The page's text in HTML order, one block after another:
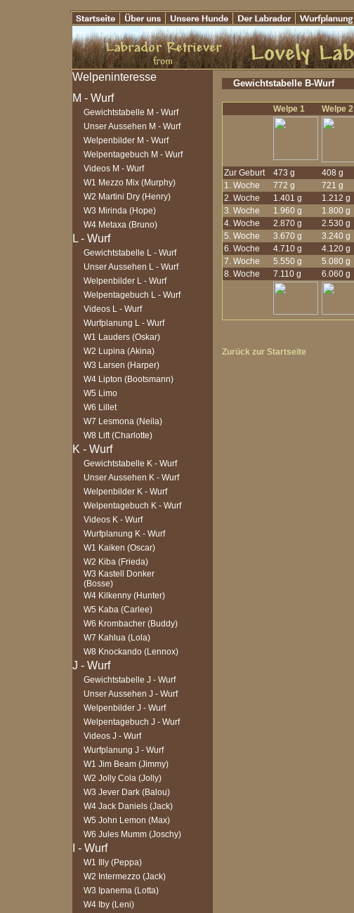
Gewichtstabelle M - Wurf
Unser Aussehen M - Wurf
Welpenbilder M - Wurf
Welpentagebuch M - Wurf
Videos M - Wurf
W1 Mezzo Mix (Murphy)
W2 Martini Dry (Henry)
W3 Mirinda (Hope)
W4 Metaxa (Bruno)
Gewichtstabelle L - Wurf
Unser Aussehen L - Wurf
Welpenbilder L - Wurf
Welpentagebuch L - Wurf
Videos L - Wurf
Wurfplanung L - Wurf
W1 Lauders (Oskar)
W2 Lupina (Akina)
W3 Larsen (Harper)
W4 Lipton (Bootsmann)
W5 Limo
W6 Lillet
W7 Lesmona (Neila)
W8 Lift (Charlotte)
Gewichtstabelle K - Wurf
Unser Aussehen K - Wurf
Welpenbilder K - Wurf
Welpentagebuch K - Wurf
Videos K - Wurf
Wurfplanung K - Wurf
W1 Kaiken (Oscar)
W2 Kiba (Frieda)
W3 Kastell Donker
(Bosse)
W4 Kilkenny (Hunter)
W5 Kaba (Carlee)
W6 Krombacher (Buddy)
W7 Kahlua (Lola)
W8 Knockando (Lennox)
Gewichtstabelle J - Wurf
Unser Aussehen J - Wurf
Welpenbilder J - Wurf
Welpentagebuch J - Wurf
Videos J - Wurf
Wurfplanung J - Wurf
W1 Jim Beam (Jimmy)
W2 Jolly Cola (Jolly)
W3 Jever Dark (Balou)
W4 Jack Daniels (Jack)
W5 John Lemon (Max)
W6 Jules Mumm (Joschy)
W1 Illy (Peppa)
W2 Intermezzo (Jack)
W3 Ipanema (Lotta)
W4 Iby (Leni)
Gewichtstabelle B-Wurf
Welpe 1 Welpe 2
Zur Geburt 473 g 408 g
1. Woche
772 g 721 g
2. Woche
1.401 g 1.212 g
3. Woche
1.960 g 1.800 g
4. Woche
2.870 g 2.530 g
5. Woche
3.670 g 3.240 g
6. Woche
4.710 g 4.120 g
7. Woche
5.550 g 5.080 g
8. Woche
7.110 g 6.060 g
Zurück zur Startseite